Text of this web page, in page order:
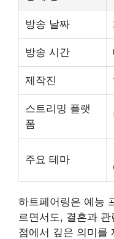
방송 날짜
방송 시간
제작진
스트리밍 플랫
폼
주요 테마
하트페어링은 예능
르면서도, 결혼과
점에서 깊은 의미를